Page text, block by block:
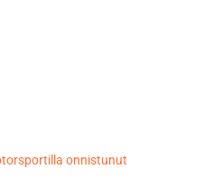
onnistunut